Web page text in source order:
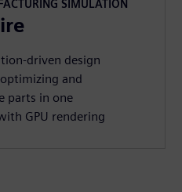
SIMULATION
driven design
and
parts in one
GPU rendering